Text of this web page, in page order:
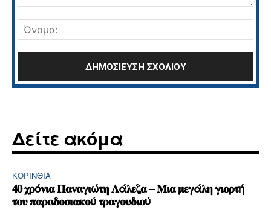
Δείτε ακόμα
ΚΟΡΙΝΘΊΑ
𝟒𝟎 𝛘𝛒ό𝛎𝛊𝛂 𝚷𝛂𝛎𝛂𝛄𝛊ώ𝛕𝛈 𝚲ά𝛌𝛆𝛇𝛂 – 𝚳𝛊𝛂 𝛍𝛆𝛄ά𝛌𝛈 𝛄𝛊𝛐𝛒𝛕ή
𝛕𝛐𝛖 𝛑𝛂𝛒𝛂𝛅𝛐𝛔𝛊𝛂𝛋𝛐ύ 𝛕𝛒𝛂𝛄𝛐𝛖𝛅𝛊𝛐ύ